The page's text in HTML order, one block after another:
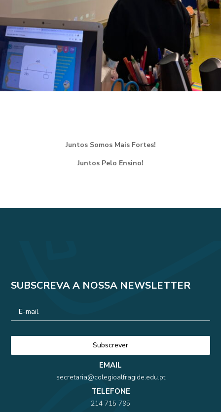
Juntos Somos Mais Fortes!
Juntos Pelo Ensino!
SUBSCREVA A NOSSA NEWSLETTER
EMAIL
secretaria@colegioalfragide.edu.pt
TELEFONE
214 715 795